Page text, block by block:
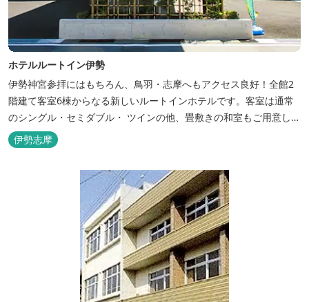
ホテルルートイン伊勢
伊勢神宮参拝にはもちろん、鳥羽・志摩へもアクセス良好！全館2
階建て客室6棟からなる新しいルートインホテルです。客室は通常
のシングル・セミダブル・ ツインの他、畳敷きの和室もご用意して
おります。 （和室はベッドが設置されています）靴を脱いでお部屋
でおくつろぎください。 また、朝食バイキング無料サービス（営業
時間6:30～900）、大浴場完備、全室インターネット回線完備（Wi-
伊勢志摩